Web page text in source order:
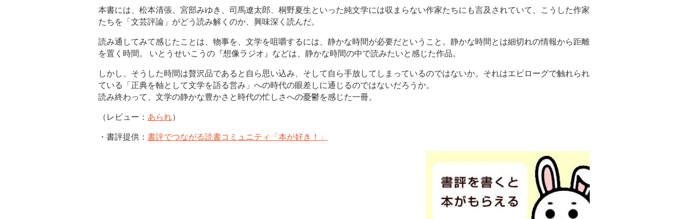
本書には、松本清張、宮部みゆき、司馬遼太郎、桐野夏生といった純文学には収まらない作家たちにも言及されていて、こうした作家
たちを「文芸評論」がどう読み解くのか、興味深く読んだ。
読み通してみて感じたことは、物事を、文学を咀嚼するには、静かな時間が必要だということ。静かな時間とは細切れの情報から距離
を置く時間。 いとうせいこうの『想像ラジオ』などは、静かな時間の中で読みたいと感じた作品。
しかし、そうした時間は贅沢品であると自ら思い込み、そして自ら手放してしまっているのではないか。それはエピローグで触れられ
ている「正典を軸として文学を語る営み」への時代の眼差しに通じるのではないだろうか。
読み終わって、文学の静かな豊かさと時代の忙しさへの憂鬱を感じた一冊。
（レビュー： あられ）
・書評提供： 書評でつながる読書コミュニティ「本が好き！」